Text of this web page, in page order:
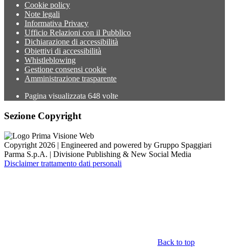
Cookie policy
Note legali
Informativa Privacy
Ufficio Relazioni con il Pubblico
Dichiarazione di accessibilità
Obiettivi di accessibilità
Whistleblowing
Gestione consensi cookie
Amministrazione trasparente
Pagina visualizzata 648 volte
Sezione Copyright
Copyright 2026 | Engineered and powered by Gruppo Spaggiari
Parma S.p.A. | Divisione Publishing & New Social Media
Disclaimer trattamento dati personali
Back to top